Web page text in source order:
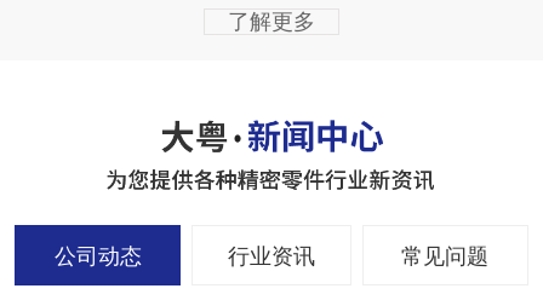
了解更多
公司动态 行业资讯 常见问题